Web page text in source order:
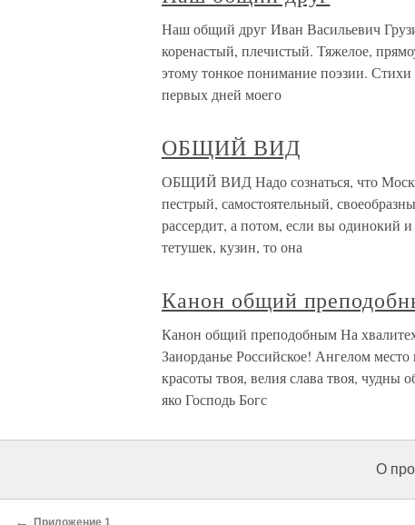
Наш общий друг Иван Васильевич
коренастый, плечистый. Тяжелое,
этому тонкое понимание поэзии.
первых дней моего
ОБЩИЙ ВИД
ОБЩИЙ ВИД Надо сознаться, что
пестрый, самостоятельный,
рассердит, а потом, если вы
тетушек, кузин, то она
Канон общий
Канон общий преподобным На
Заиорданье Российское! Ангелом
красоты твоя, велия слава твоя, чудны
яко Господь Богс
О
← Приложение 1